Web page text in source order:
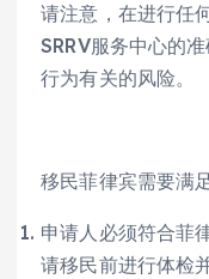
请注意，在进行任
SRRV服务中心的
行为有关的风险。
移民菲律宾需要满
申请人必须符合菲
请移民前进行体检